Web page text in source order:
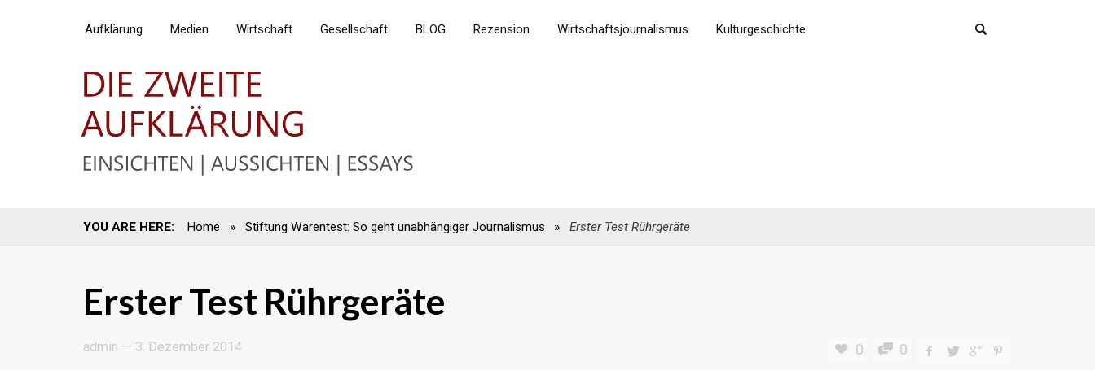
Aufklärung Medien Wirtschaft Gesellschaft BLOG Rezension Wirtschaftsjournalismus Kulturgeschichte
YOU ARE HERE: Home » Stiftung Warentest: So geht unabhängiger Journalismus » Erster Test Rührgeräte
Erster Test Rührgeräte
admin — 3. Dezember 2014 0 0